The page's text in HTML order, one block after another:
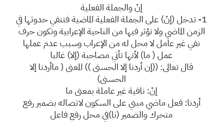
إنْ والجملة الفعلية
1- تدخل (إنْ) على الجملة الفعلية الماضية فتنفي حدوثها في
الزمن الماضي ولا تؤثر فيها من الناحية الإعرابية وتكون حرف
نفي غير عامل لا محل له من الإعراب وسبب عدم عملها
عمل ( ما) لأنها تأتي مصاحبة (إلا) غالبا
قال تعالى: ((إن أردنا إلا الحسنى )) المعنى ( ماأردنا إلا
الحسنى)
إنْ: نافية غير عاملة بمعنى ما
أردنا: فعل ماضي مبني على السكون لاتصاله بضمير رفع
متحرك والضمير (نا)في محل رفع فاعل